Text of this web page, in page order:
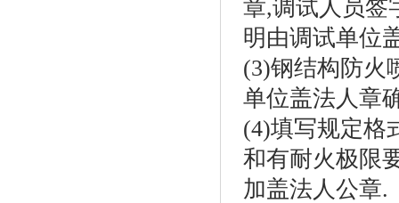
章,调试人员签
明由调试单位
(3)钢结构防火
单位盖法人章
(4)填写规定格
和有耐火极限
加盖法人公章.